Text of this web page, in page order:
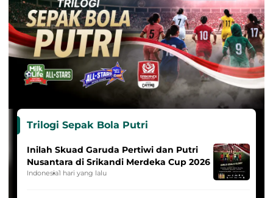
Trilogi Sepak Bola Putri
Inilah Skuad Garuda Pertiwi dan Putri
Nusantara di Srikandi Merdeka Cup 2026
Indonesia1 hari yang lalu